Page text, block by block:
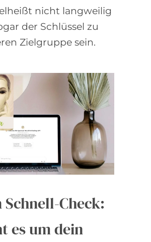
nicht langweilig
der Schlüssel zu
Zielgruppe sein.
Schnell-Check:
es um dein